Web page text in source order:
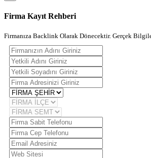
Firma Kayıt Rehberi
Firmanıza Backlink Olarak Dönecektir. Gerçek